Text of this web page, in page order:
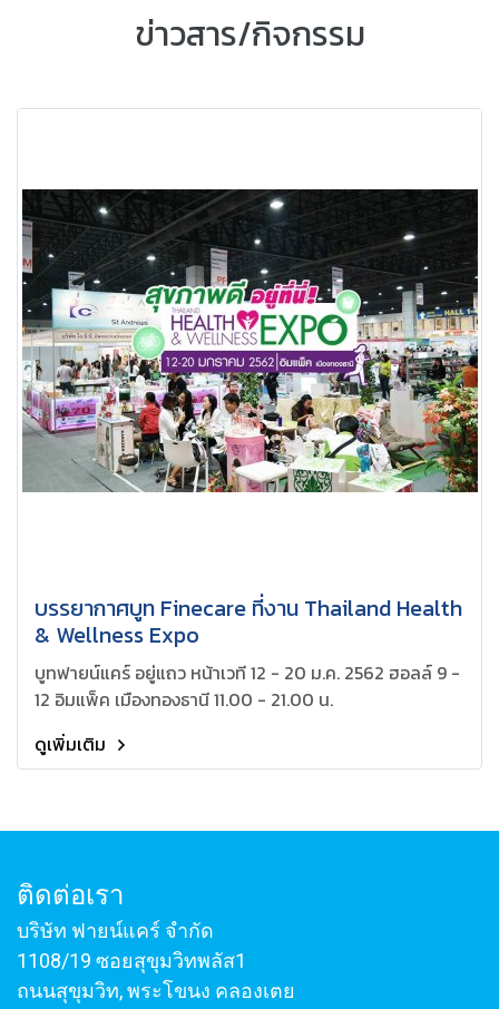
ข่าวสาร/กิจกรรม
บรรยากาศบูท Finecare ที่งาน Thailand Health
& Wellness Expo
บูทฟายน์แคร์ อยู่แถว หน้าเวที 12 - 20 ม.ค. 2562 ฮอลล์ 9 -
12 อิมแพ็ค เมืองทองธานี 11.00 - 21.00 น.
ดูเพิ่มเติม
ติดต่อเรา
บริษัท ฟายน์แคร์ จำกัด
1108/19 ซอยสุขุมวิทพลัส1
ถนนสุขุมวิท, พระโขนง คลองเตย